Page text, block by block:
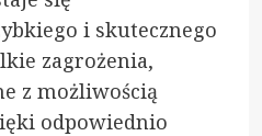
i skutecznego
zagrożenia,
z możliwością
odpowiednio